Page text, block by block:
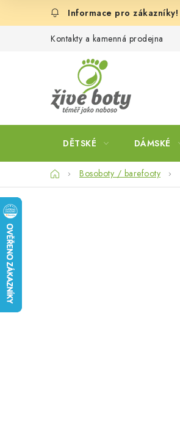
Kontakty a kamenná prodejna
DĚTSKÉ DÁMSKÉ
DomůBosoboty / barefooty